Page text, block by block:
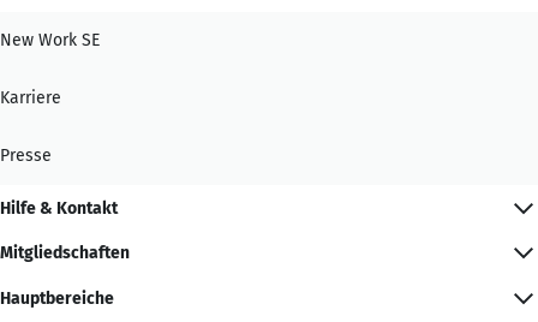
New Work SE
Karriere
Presse
Hilfe & Kontakt
Mitgliedschaften
Hauptbereiche